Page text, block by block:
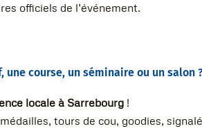
officiels de l’événement.
course, un séminaire ou un salon
locale à Sarrebourg !
tours de cou, goodies,